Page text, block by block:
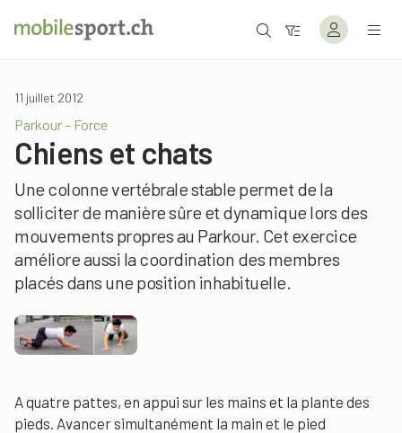
11 juillet 2012
Parkour – Force
Chiens et chats
Une colonne vertébrale stable permet de la
solliciter de manière sûre et dynamique lors des
mouvements propres au Parkour. Cet exercice
améliore aussi la coordination des membres
placés dans une position inhabituelle.
A quatre pattes, en appui sur les mains et la plante des
pieds. Avancer simultanément la main et le pied